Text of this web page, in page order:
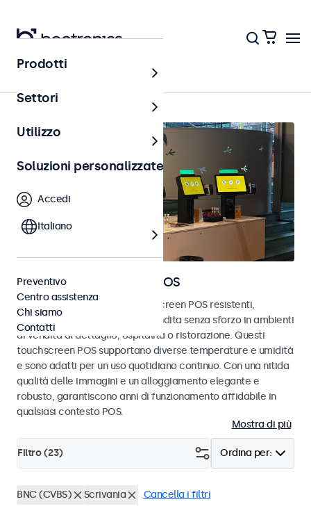
Home
Monitor e touchscreen POS
Scopri i nostri monitor e touchscreen POS resistenti,
progettati per transazioni di vendita senza sforzo in ambienti
di vendita al dettaglio, ospitalità o ristorazione. Questi
touchscreen POS supportano diverse temperature e umidità
e sono adatti per un uso quotidiano continuo. Con una nitida
qualità delle immagini e un alloggiamento elegante e
robusto, garantiscono anni di funzionamento affidabile in
qualsiasi contesto POS.
Mostra di più
Ordina per:
Filtro (23)
BNC (CVBS) Scrivania Cancella i filtri
Prodotti
Settori
Utilizzo
Soluzioni personalizzate
Accedi
Italiano
Preventivo
Centro assistenza
Chi siamo
Contatti